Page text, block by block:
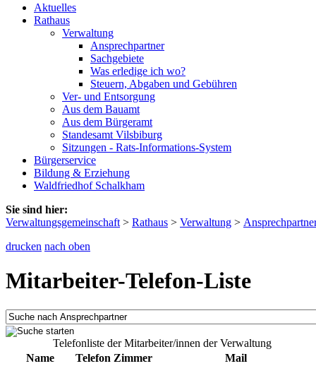
Aktuelles
Rathaus
Verwaltung
Ansprechpartner
Sachgebiete
Was erledige ich wo?
Steuern, Abgaben und Gebühren
Ver- und Entsorgung
Aus dem Bauamt
Aus dem Bürgeramt
Standesamt Vilsbiburg
Sitzungen - Rats-Informations-System
Bürgerservice
Bildung & Erziehung
Waldfriedhof Schalkham
Sie sind hier:
Verwaltungsgemeinschaft > Rathaus > Verwaltung >
drucken nach oben
Mitarbeiter-Telefon-Liste
Telefonliste der Mitarbeiter/innen der Verwaltung
Name
Telefon Zimmer
Mail